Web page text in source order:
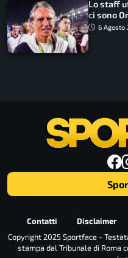
Lo staff
ci sono
ritorno
6 Agosto
Contatti Disclaimer
Copyright 2025 Sportface -
stampa dal Tribunale di Roma